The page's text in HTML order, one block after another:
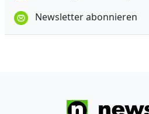
Newsletter abonnieren